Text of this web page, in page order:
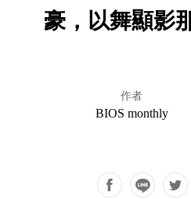
豪，以舞顯影
作者
BIOS monthly